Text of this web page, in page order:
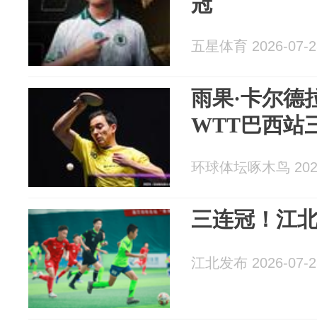
五星体育 2026-07-
雨果·卡尔德
WTT巴西站
环球体坛啄木鸟
三连冠！江
江北发布 2026-07-